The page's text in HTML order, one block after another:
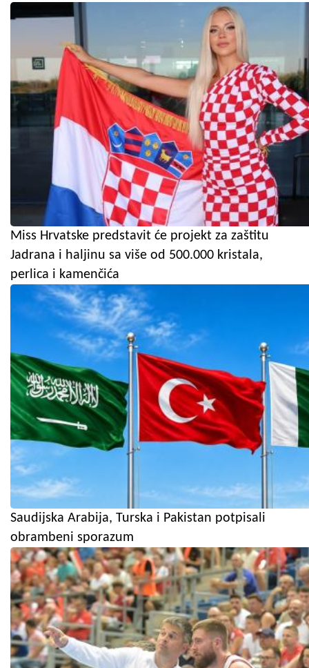
Miss Hrvatske predstavit će projekt za zaštitu
Jadrana i haljinu sa više od 500.000 kristala,
perlica i kamenčića
Saudijska Arabija, Turska i Pakistan potpisali
obrambeni sporazum